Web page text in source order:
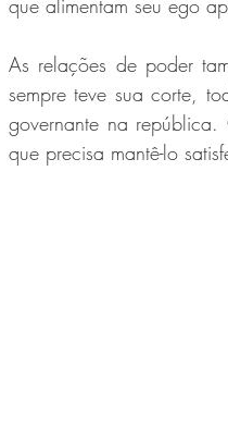
que alimentam seu ego
As relações de poder
sempre teve sua corte,
governante na
que precisa mantê-lo